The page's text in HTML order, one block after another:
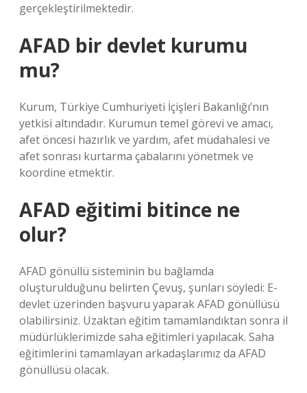
gerçekleştirilmektedir.
AFAD bir devlet kurumu
mu?
Kurum, Türkiye Cumhuriyeti İçişleri Bakanlığı’nın
yetkisi altındadır. Kurumun temel görevi ve amacı,
afet öncesi hazırlık ve yardım, afet müdahalesi ve
afet sonrası kurtarma çabalarını yönetmek ve
koordine etmektir.
AFAD eğitimi bitince ne
olur?
AFAD gönüllü sisteminin bu bağlamda
oluşturulduğunu belirten Çevuş, şunları söyledi: E-
devlet üzerinden başvuru yaparak AFAD gönüllüsü
olabilirsiniz. Uzaktan eğitim tamamlandıktan sonra il
müdürlüklerimizde saha eğitimleri yapılacak. Saha
eğitimlerini tamamlayan arkadaşlarımız da AFAD
gönüllüsü olacak.